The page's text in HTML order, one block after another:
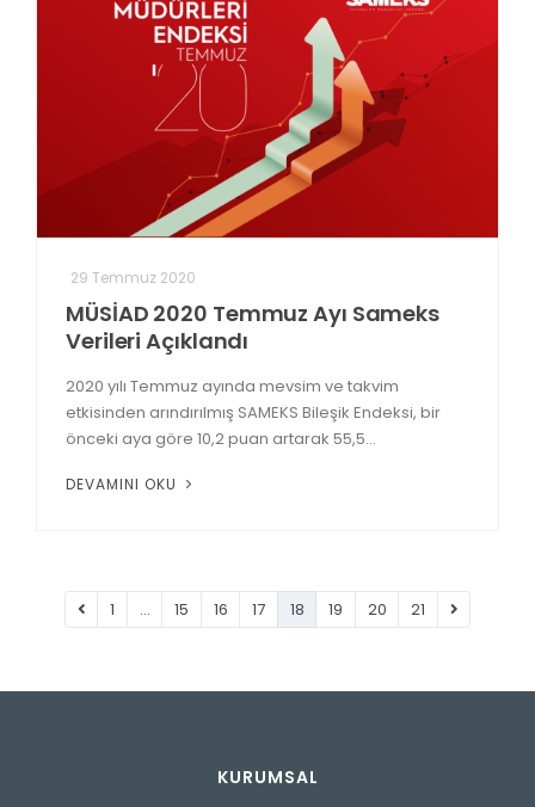
29 Temmuz 2020
MÜSİAD 2020 Temmuz Ayı Sameks
Verileri Açıklandı
2020 yılı Temmuz ayında mevsim ve takvim
etkisinden arındırılmış SAMEKS Bileşik Endeksi, bir
önceki aya göre 10,2 puan artarak 55,5...
DEVAMINI OKU
1 ... 15 16 17 18 19 20 21
KURUMSAL